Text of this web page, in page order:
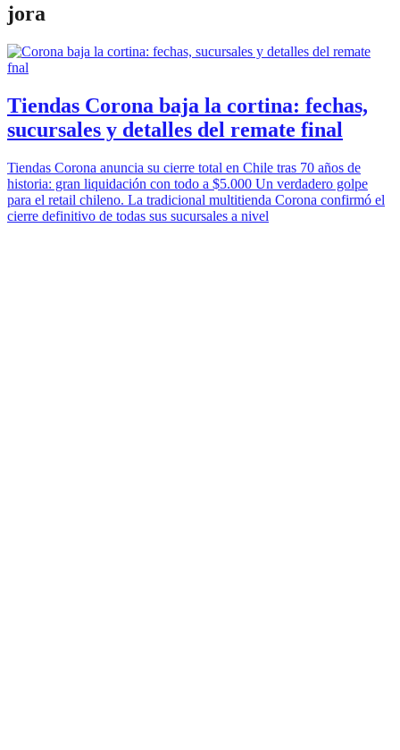
jora
Tiendas Corona baja la cortina: fechas,
sucursales y detalles del remate final
Tiendas Corona anuncia su cierre total en Chile tras 70 años de
historia: gran liquidación con todo a $5.000 Un verdadero golpe
para el retail chileno. La tradicional multitienda Corona confirmó el
cierre definitivo de todas sus sucursales a nivel